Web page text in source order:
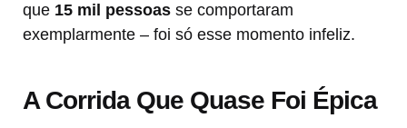
que 15 mil pessoas se comportaram
exemplarmente – foi só esse momento infeliz.
A Corrida Que Quase Foi Épica